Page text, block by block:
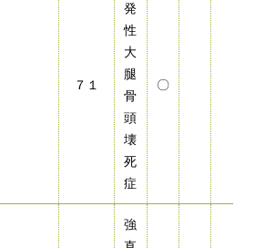
７１
発
性
大
腿
骨
頭
壊
死
症
〇
強